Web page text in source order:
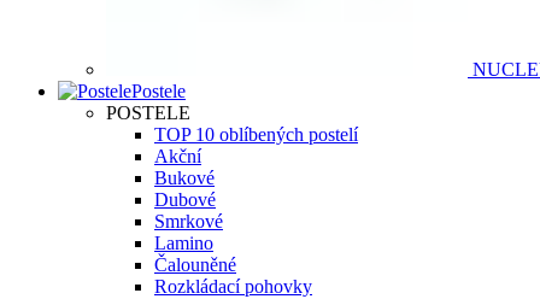
Postele
POSTELE
TOP 10 oblíbených postelí
Akční
Bukové
Dubové
Smrkové
Lamino
Čalouněné
Rozkládací pohovky